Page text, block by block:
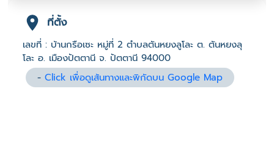
ที่ตั้ง
เลขที่ : บ้านกรือเซะ หมู่ที่ 2 ตำบลตันหยงลูโละ ต. ตันหยงลุ
โละ อ. เมืองปัตตานี จ. ปัตตานี 94000
-Click เพื่อดูเส้นทางและพิกัดบน Google Map